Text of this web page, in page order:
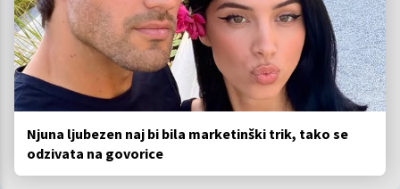
Njuna ljubezen naj bi bila marketinški trik, tako se
odzivata na govorice